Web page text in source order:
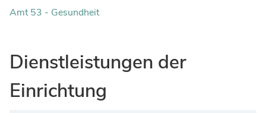
Umwelt & Nachhaltigkeit
Wirtschaft & Tourismus
Kultur
Sozialarbeit
Kreispolizeibehörde
Amt 53 - Gesundheit
Dienstleistungen der
Einrichtung